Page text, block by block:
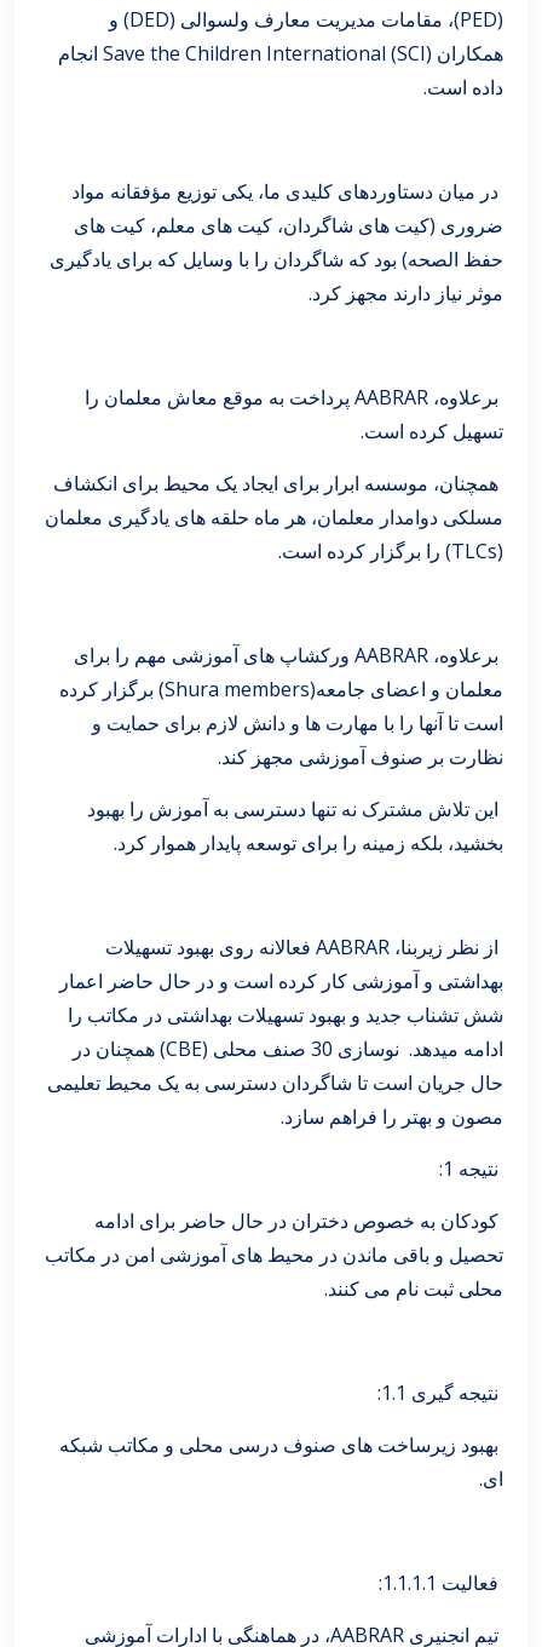
(PED)، مقامات مدیریت معارف ولسوالی (DED) و
همکاران Save the Children International (SCI) انجام
داده است.
در میان دستاوردهای کلیدی ما، یکی توزیع مؤفقانه مواد
ضروری (کیت های شاگردان، کیت های معلم، کیت های
حفظ الصحه) بود که شاگردان را با وسایل که برای یادگیری
موثر نیاز دارند مجهز کرد.
برعلاوه، AABRAR پرداخت به موقع معاش معلمان را
تسهیل کرده است.
همچنان، موسسه ابرار برای ایجاد یک محیط برای انکشاف
مسلکی دوامدار معلمان، هر ماه حلقه های یادگیری معلمان
(TLCs) را برگزار کرده است.
برعلاوه، AABRAR ورکشاپ های آموزشی مهم را برای
معلمان و اعضای جامعه(Shura members) برگزار کرده
است تا آنها را با مهارت ها و دانش لازم برای حمایت و
نظارت بر صنوف آموزشی مجهز کند.
این تلاش مشترک نه تنها دسترسی به آموزش را بهبود
بخشید، بلکه زمینه را برای توسعه پایدار هموار کرد.
از نظر زیربنا، AABRAR فعالانه روی بهبود تسهیلات
بهداشتی و آموزشی کار کرده است و در حال حاضر اعمار
شش تشناب جدید و بهبود تسهیلات بهداشتی در مکاتب را
ادامه میدهد. نوسازی 30 صنف محلی (CBE) همچنان در
حال جریان است تا شاگردان دسترسی به یک محیط تعلیمی
مصون و بهتر را فراهم سازد.
نتیجه 1:
کودکان به خصوص دختران در حال حاضر برای ادامه
تحصیل و باقی ماندن در محیط های آموزشی امن در مکاتب
محلی ثبت نام می کنند.
نتیجه گیری 1.1:
بهبود زیرساخت های صنوف درسی محلی و مکاتب شبکه
ای.
فعالیت 1.1.1.1:
تیم انجنیری AABRAR، در هماهنگی با ادارات آموزشی